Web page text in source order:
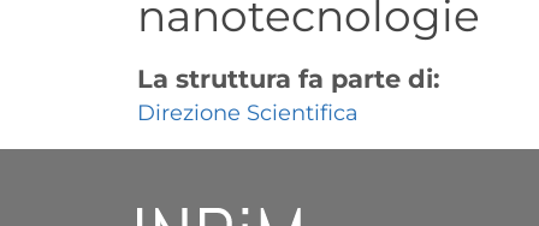
nanotecnologie
La struttura fa parte di:
Direzione Scientifica